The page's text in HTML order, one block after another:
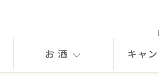
お酒 キャ